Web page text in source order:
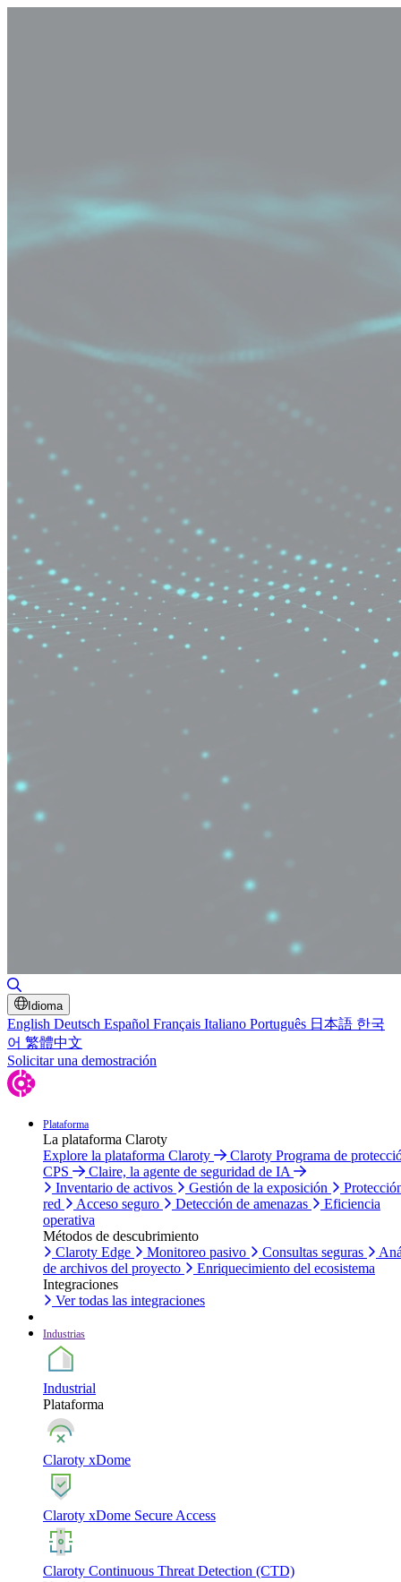
Idioma
English Deutsch Español Français Italiano Português 日本語 한국
어 繁體中文
Solicitar una demostración
Plataforma
La plataforma Claroty
Explore la plataforma Claroty
Claroty Programa de
CPS
Claire, la agente de seguridad de IA
Inventario de activos
Gestión de la exposición
red
Acceso seguro Detección de amenazas
Eficiencia
operativa
Métodos de descubrimiento
Claroty Edge
Monitoreo pasivo Consultas seguras
de archivos del proyecto
Enriquecimiento del ecosistema
Integraciones
Ver todas las integraciones
Industrias
Industrial
Plataforma
Claroty xDome
Claroty xDome Secure Access
Claroty Continuous Threat Detection (CTD)